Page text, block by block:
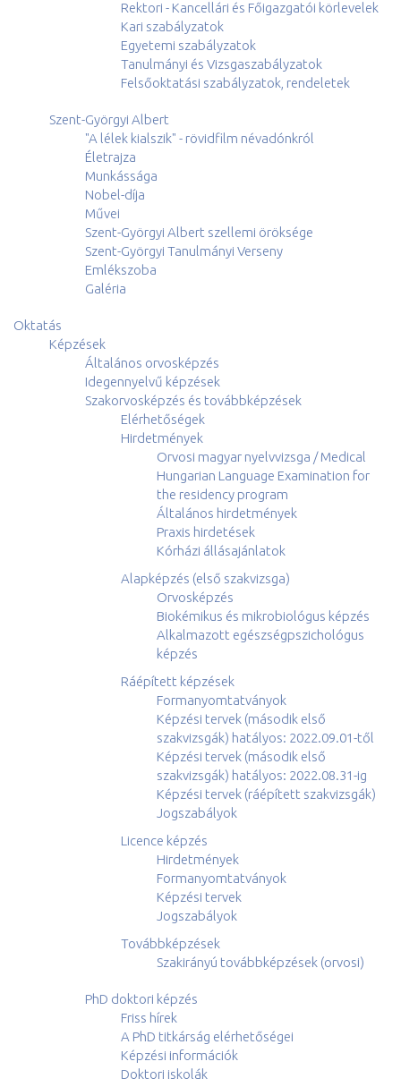
Rektori - Kancellári és Főigazgatói körlevelek
Kari szabályzatok
Egyetemi szabályzatok
Tanulmányi és Vizsgaszabályzatok
Felsőoktatási szabályzatok, rendeletek
Szent-Györgyi Albert
"A lélek kialszik" - rövidfilm névadónkról
Életrajza
Munkássága
Nobel-díja
Művei
Szent-Györgyi Albert szellemi öröksége
Szent-Györgyi Tanulmányi Verseny
Emlékszoba
Galéria
Oktatás
Képzések
Általános orvosképzés
Idegennyelvű képzések
Szakorvosképzés és továbbképzések
Elérhetőségek
Hirdetmények
Orvosi magyar nyelvvizsga / Medical
Hungarian Language Examination for
the residency program
Általános hirdetmények
Praxis hirdetések
Kórházi állásajánlatok
Alapképzés (első szakvizsga)
Orvosképzés
Biokémikus és mikrobiológus képzés
Alkalmazott egészségpszichológus
képzés
Ráépített képzések
Formanyomtatványok
Képzési tervek (második első
szakvizsgák) hatályos: 2022.09.01-től
Képzési tervek (második első
szakvizsgák) hatályos: 2022.08.31-ig
Képzési tervek (ráépített szakvizsgák)
Jogszabályok
Licence képzés
Hirdetmények
Formanyomtatványok
Képzési tervek
Jogszabályok
Továbbképzések
Szakirányú továbbképzések (orvosi)
PhD doktori képzés
Friss hírek
A PhD titkárság elérhetőségei
Képzési információk
Doktori iskolák